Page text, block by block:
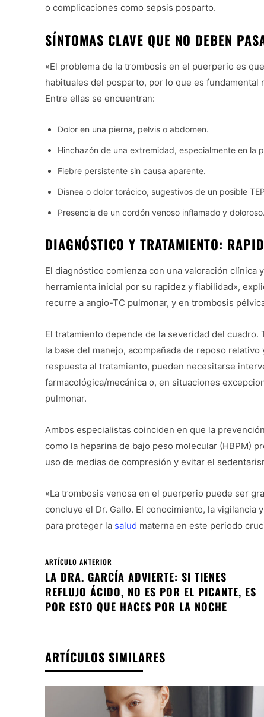
o complicaciones como sepsis posparto.
SÍNTOMAS CLAVE QUE NO DEBEN
«El problema de la trombosis en el puerperio es
habituales del posparto, por lo que es fundamental
Entre ellas se encuentran:
Dolor en una pierna, pelvis o abdomen.
Hinchazón de una extremidad, especialmente en la
Fiebre persistente sin causa aparente.
Disnea o dolor torácico, sugestivos de un posible
Presencia de un cordón venoso inflamado y doloroso.
DIAGNÓSTICO Y TRATAMIENTO:
El diagnóstico comienza con una valoración clínica
herramienta inicial por su rapidez y fiabilidad»,
recurre a angio-TC pulmonar, y en trombosis
El tratamiento depende de la severidad del cuadro.
la base del manejo, acompañada de reposo
respuesta al tratamiento, pueden necesitarse
farmacológica/mecánica o, en situaciones
pulmonar.
Ambos especialistas coinciden en que la
como la heparina de bajo peso molecular (HBPM)
uso de medias de compresión y evitar el
«La trombosis venosa en el puerperio puede ser
concluye el Dr. Gallo. El conocimiento, la vigilancia
para proteger la salud materna en este periodo
ARTÍCULO ANTERIOR
LA DRA. GARCÍA ADVIERTE: SI TIENES
REFLUJO ÁCIDO, NO ES POR EL PICANTE, ES
POR ESTO QUE HACES POR LA NOCHE
ARTÍCULOS SIMILARES